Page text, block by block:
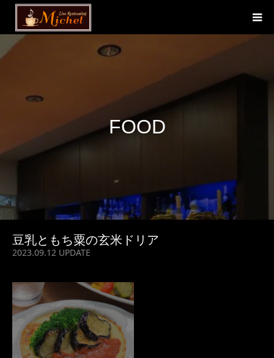
FOOD
豆乳ともち粟の玄米ドリア
2023.09.12 UPDATE